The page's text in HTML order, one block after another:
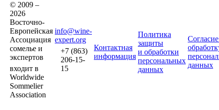
© 2009 –
2026
Восточно-
Европейская
Ассоциация
сомелье и
экспертов
входит в
Worldwide
Sommelier
Association
info@wine-
expert.org
+7 (863)
206-15-
15
Контактная
информация
Политика
защиты
и обработки
персональных
данных
данных